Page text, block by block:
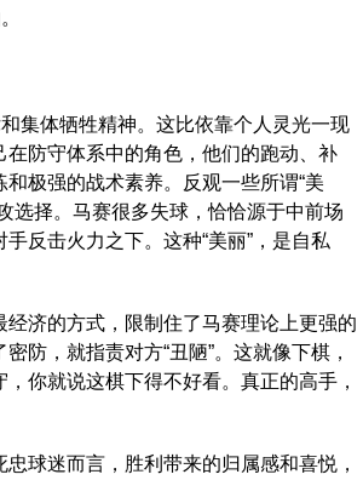
集体牺牲精神。这比依靠个人灵光一现
防守体系中的角色，他们的跑动、补
极强的战术素养。反观一些所谓“美
选择。马赛很多失球，恰恰源于中前场
反击火力之下。这种“美丽”，是自私
济的方式，限制住了马赛理论上更强的
防，就指责对方“丑陋”。这就像下棋，
你就说这棋下得不好看。真正的高手，
球迷而言，胜利带来的归属感和喜悦，